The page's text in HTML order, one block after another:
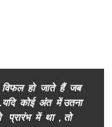
हो जाते हैं जब
कोई अंत में उतना
प्रारंभ में था , तो